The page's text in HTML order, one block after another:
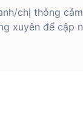
chị thông
xuyên để cập